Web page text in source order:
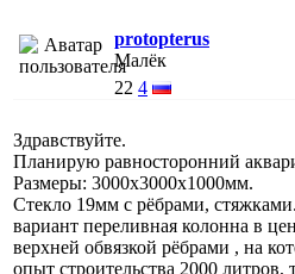
protopterus
Малёк
22 4
Здравствуйте.
Планирую равносторонний
Размеры: 3000х3000х1000мм.
Стекло 19мм с рёбрами,
вариант переливная колонна в
верхней обвязкой рёбрами , на
опыт строительства 2000